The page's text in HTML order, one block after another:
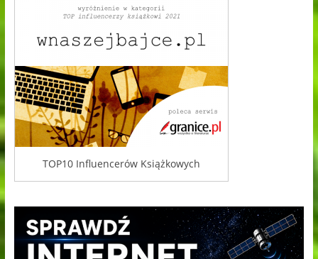
TOP10 Influencerów Książkowych